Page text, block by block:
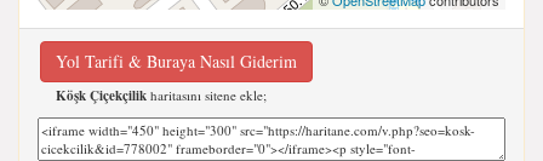
Yol Tarifi & Buraya Nasıl Giderim
Köşk Çiçekçilik haritasını sitene ekle;